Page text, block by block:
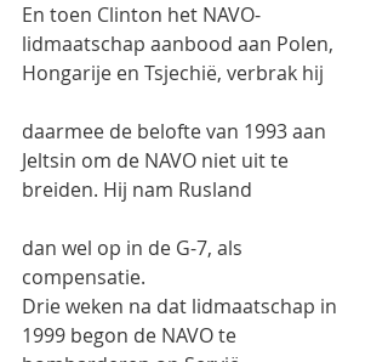
En toen Clinton het NAVO-
lidmaatschap aanbood aan Polen,
Hongarije en Tsjechië, verbrak hij
daarmee de belofte van 1993 aan
Jeltsin om de NAVO niet uit te
breiden. Hij nam Rusland
dan wel op in de G-7, als
compensatie.
Drie weken na dat lidmaatschap in
1999 begon de NAVO te